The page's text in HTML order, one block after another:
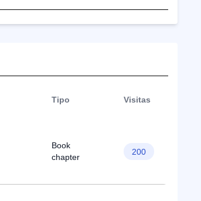
Tipo Visitas
Book
chapter
200